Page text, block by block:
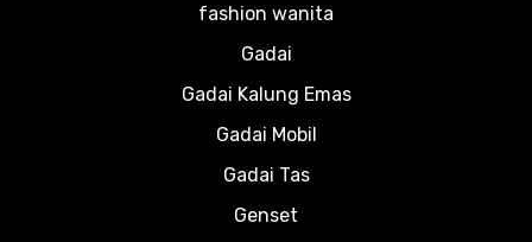
fashion wanita
Gadai
Gadai Kalung Emas
Gadai Mobil
Gadai Tas
Genset